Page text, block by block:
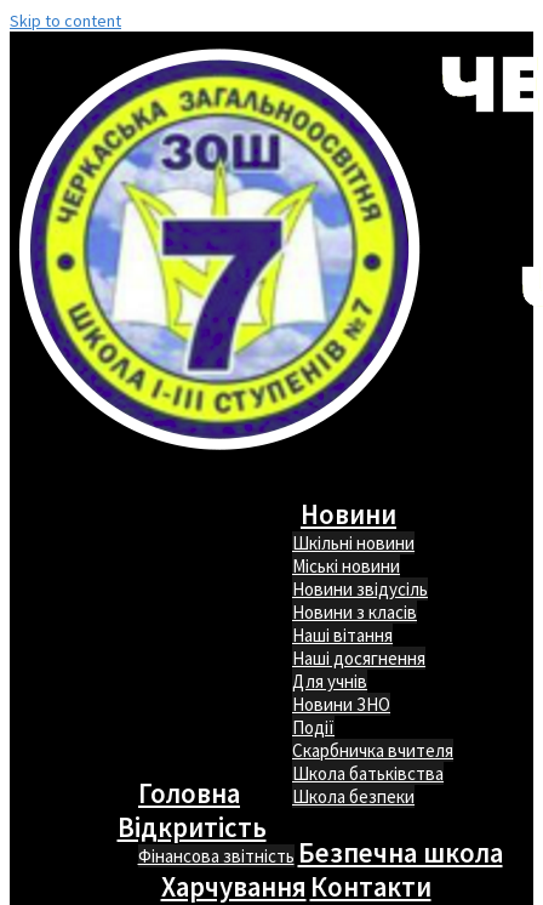
Skip to content
Головна
Новини
Шкільні новини
Міські новини
Новини звідусіль
Новини з класів
Наші вітання
Наші досягнення
Для учнів
Новини ЗНО
Події
Скарбничка вчителя
Школа батьківства
Школа безпеки
Відкритість
Фінансова звітність Безпечна школа
Харчування Контакти